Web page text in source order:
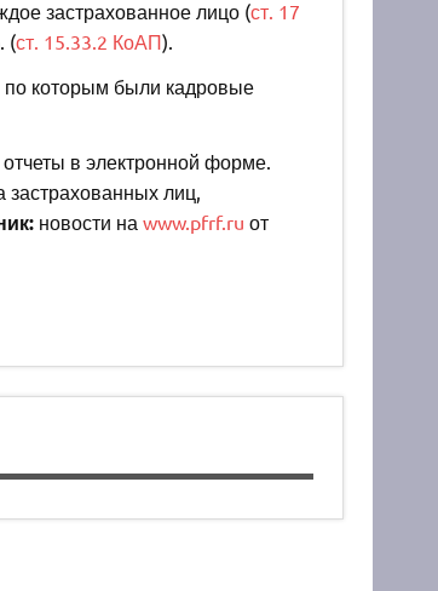
застрахованное лицо (ст. 17
(ст. 15.33.2 КоАП).
по которым были кадровые
в электронной форме.
застрахованных лиц,
новости на www.pfrf.ru от